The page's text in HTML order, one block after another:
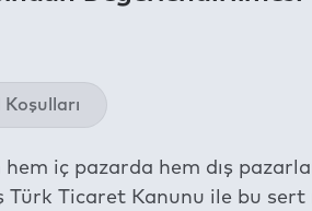
Koşulları
iç pazarda hem dış
Türk Ticaret Kanunu ile bu